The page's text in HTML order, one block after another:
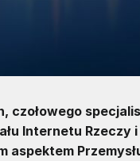
czołowego
Internetu Rzeczy